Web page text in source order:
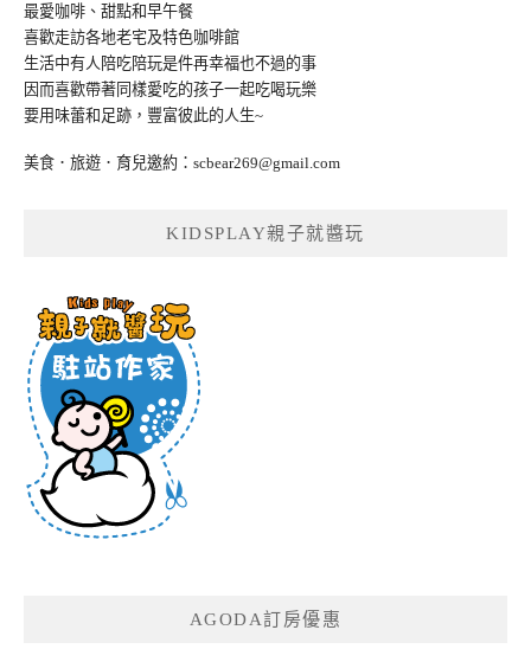
最愛咖啡、甜點和早午餐
喜歡走訪各地老宅及特色咖啡館
生活中有人陪吃陪玩是件再幸福也不過的事
因而喜歡帶著同樣愛吃的孩子一起吃喝玩樂
要用味蕾和足跡，豐富彼此的人生~
美食．旅遊．育兒邀約： scbear269@gmail.com
KIDSPLAY親子就醬玩
AGODA訂房優惠